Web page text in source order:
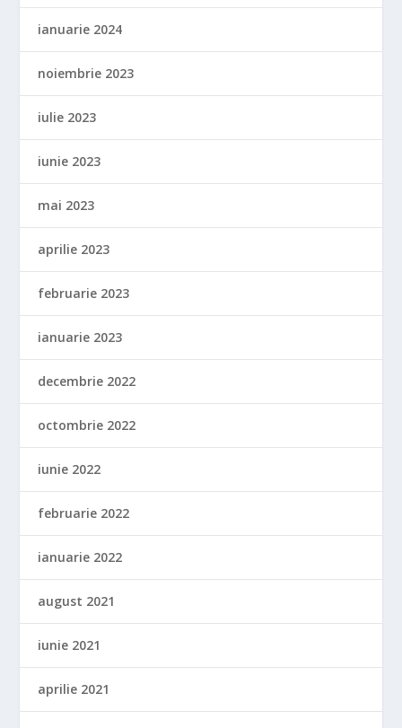
ianuarie 2024
noiembrie 2023
iulie 2023
iunie 2023
mai 2023
aprilie 2023
februarie 2023
ianuarie 2023
decembrie 2022
octombrie 2022
iunie 2022
februarie 2022
ianuarie 2022
august 2021
iunie 2021
aprilie 2021